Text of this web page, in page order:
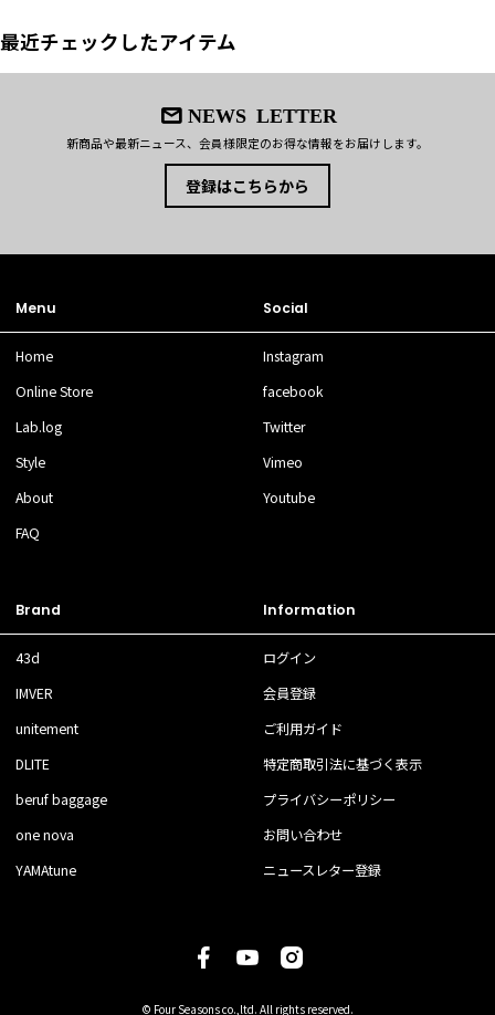
最近チェックしたアイテム
NEWS LETTER
新商品や最新ニュース、会員様限定のお得な情報をお届けします。
登録はこちらから
Menu
Home
Online Store
Lab.log
Style
About
FAQ
Brand
43d
IMVER
unitement
DLITE
beruf baggage
one nova
YAMAtune
Social
Instagram
facebook
Twitter
Vimeo
Youtube
Information
ログイン
会員登録
ご利用ガイド
特定商取引法に基づく表示
プライバシーポリシー
お問い合わせ
ニュースレター登録
© Four Seasons co.,ltd. All rights reserved.